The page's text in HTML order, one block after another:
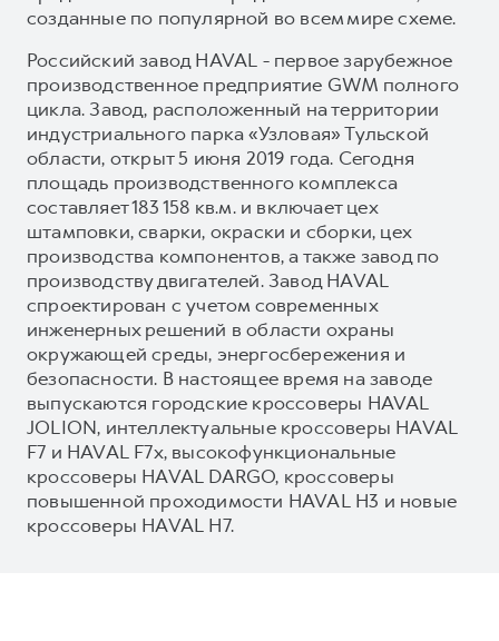
созданные по популярной во всем мире схеме.
Российский завод HAVAL - первое зарубежное
производственное предприятие GWM полного
цикла. Завод, расположенный на территории
индустриального парка «Узловая» Тульской
области, открыт 5 июня 2019 года. Сегодня
площадь производственного комплекса
составляет 183 158 кв.м. и включает цех
штамповки, сварки, окраски и сборки, цех
производства компонентов, а также завод по
производству двигателей. Завод HAVAL
спроектирован с учетом современных
инженерных решений в области охраны
окружающей среды, энергосбережения и
безопасности. В настоящее время на заводе
выпускаются городские кроссоверы HAVAL
JOLION, интеллектуальные кроссоверы HAVAL
F7 и HAVAL F7x, высокофункциональные
кроссоверы HAVAL DARGO, кроссоверы
повышенной проходимости HAVAL H3 и новые
кроссоверы HAVAL H7.